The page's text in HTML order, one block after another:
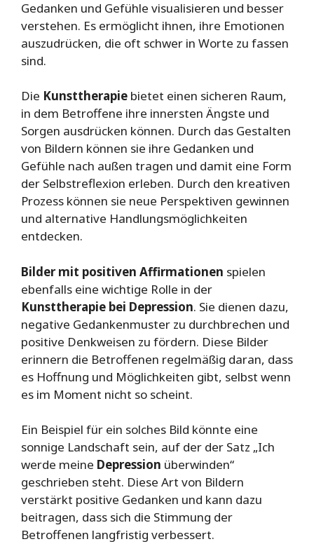
Gedanken und Gefühle visualisieren und besser
verstehen. Es ermöglicht ihnen, ihre Emotionen
auszudrücken, die oft schwer in Worte zu fassen
sind.
Die Kunsttherapie bietet einen sicheren Raum,
in dem Betroffene ihre innersten Ängste und
Sorgen ausdrücken können. Durch das Gestalten
von Bildern können sie ihre Gedanken und
Gefühle nach außen tragen und damit eine Form
der Selbstreflexion erleben. Durch den kreativen
Prozess können sie neue Perspektiven gewinnen
und alternative Handlungsmöglichkeiten
entdecken.
Bilder mit positiven Affirmationen spielen
ebenfalls eine wichtige Rolle in der
Kunsttherapie bei Depression. Sie dienen dazu,
negative Gedankenmuster zu durchbrechen und
positive Denkweisen zu fördern. Diese Bilder
erinnern die Betroffenen regelmäßig daran, dass
es Hoffnung und Möglichkeiten gibt, selbst wenn
es im Moment nicht so scheint.
Ein Beispiel für ein solches Bild könnte eine
sonnige Landschaft sein, auf der der Satz „Ich
werde meine Depression überwinden“
geschrieben steht. Diese Art von Bildern
verstärkt positive Gedanken und kann dazu
beitragen, dass sich die Stimmung der
Betroffenen langfristig verbessert.